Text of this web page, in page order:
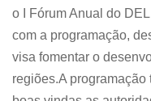
o I Fórum Anual do
com a programação,
visa fomentar o
regiões.A